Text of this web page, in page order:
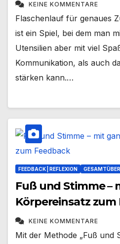
KEINE KOMMENTARE
Flaschenlauf für genaues
ist ein Spiel, bei dem man
Utensilien aber mit viel
Kommunikation, als auch
stärken kann.…
FEEDBACK | REFLEXION
Fuß und Stimme –
Körpereinsatz zum
KEINE KOMMENTARE
Mit der Methode „Fuß und